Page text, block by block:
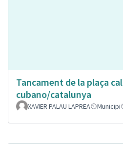
Tancament de la plaça cal
cubano/catalunya
XAVIER PALAU LAPREA Municipi